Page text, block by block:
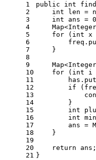
1
2
3
4
5
6
7
8
9
10
11
12
13
14
15
16
17
18
19
20
21
public int
int
len =
int
ans = 0
for ( int x
    }
for ( int i
if
        }
int
int
ans =
    }
return ans;
}